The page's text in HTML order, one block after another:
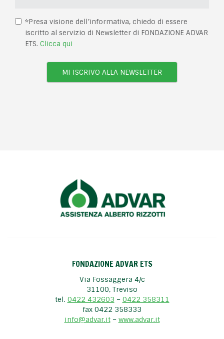
*Presa visione dell’informativa, chiedo di essere
iscritto al servizio di Newsletter di FONDAZIONE ADVAR
ETS. Clicca qui
MI ISCRIVO ALLA NEWSLETTER
FONDAZIONE ADVAR ETS
Via Fossaggera 4/c
31100, Treviso
tel. 0422 432603 – 0422 358311
fax 0422 358333
info@advar.it– www.advar.it